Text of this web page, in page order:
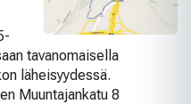
tavanomaisella
läheisyydessä.
Muuntajankatu 8